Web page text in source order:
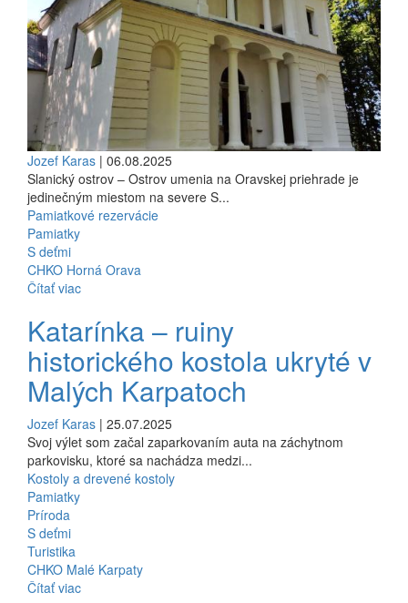
Jozef Karas | 06.08.2025
Slanický ostrov – Ostrov umenia na Oravskej priehrade je
jedinečným miestom na severe S...
Pamiatkové rezervácie
Pamiatky
S deťmi
CHKO Horná Orava
Čítať viac
Katarínka – ruiny
historického kostola ukryté v
Malých Karpatoch
Jozef Karas | 25.07.2025
Svoj výlet som začal zaparkovaním auta na záchytnom
parkovisku, ktoré sa nachádza medzi...
Kostoly a drevené kostoly
Pamiatky
Príroda
S deťmi
Turistika
CHKO Malé Karpaty
Čítať viac